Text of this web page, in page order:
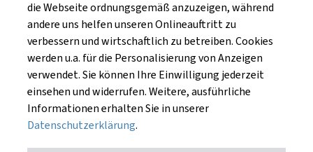
Agrarterminbörsen.
Kaack Terminhandel GmbH
Am Markt 8
49661 Cloppenburg
die Webseite ordnungsgemäß anzuzeigen, während
andere uns helfen unseren Onlineauftritt zu
verbessern und wirtschaftlich zu betreiben. Cookies
werden u.a. für die Personalisierung von Anzeigen
verwendet. Sie können Ihre Einwilligung jederzeit
einsehen und widerrufen. Weitere, ausführliche
Informationen erhalten Sie in unserer
Datenschutzerklärung.